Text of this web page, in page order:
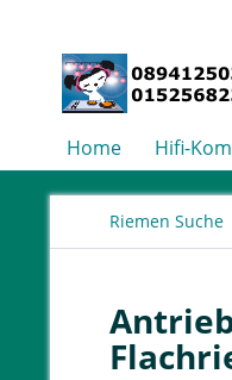
Home Hifi-
Riemen Suche